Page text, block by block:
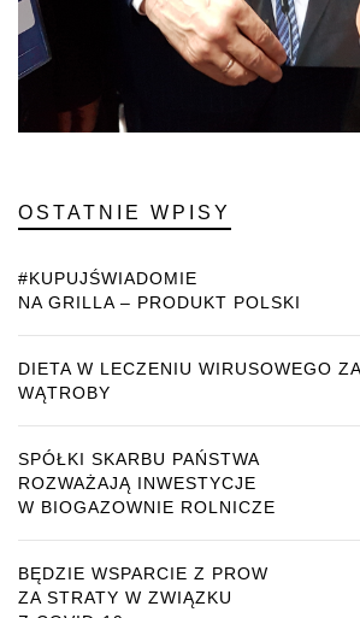
OSTATNIE WPISY
#KUPUJŚWIADOMIE
NA GRILLA – PRODUKT POLSKI
DIETA W LECZENIU WIRUSOWEGO
WĄTROBY
SPÓŁKI SKARBU PAŃSTWA
ROZWAŻAJĄ INWESTYCJE
W BIOGAZOWNIE ROLNICZE
BĘDZIE WSPARCIE Z PROW
ZA STRATY W ZWIĄZKU